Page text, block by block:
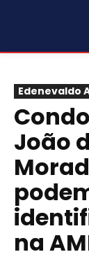
Edenevaldo
João
na